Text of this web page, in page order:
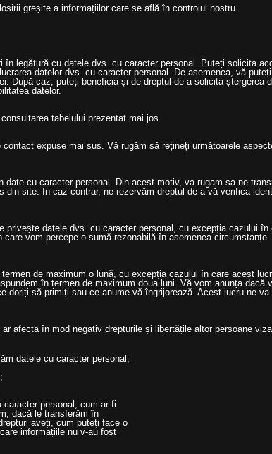
greșite a informațiilor care se află în controlul nostru.
în legătură cu datele dvs. cu caracter personal. Puteți solicita
datelor dvs. cu caracter personal. De asemenea, vă
După caz, puteți beneficia și de dreptul de a solicita ștergerea
datelor.
tabelului prezentat mai jos.
expuse mai sus. Vă rugăm să rețineți următoarele
cu caracter personal. Din acest motiv, va rugam sa ne
site. In caz contrar, ne rezervăm dreptul de a vă verifica
datele dvs. cu caracter personal, cu excepția cazului
vom percepe o sumă rezonabilă în asemenea
de maximum o lună, cu excepția cazului în care acest
în termen de maximum doua luni. Vă vom anunța dacă
să primiți sau ce anume vă îngrijorează. Acest lucru ne
afecta în mod negativ drepturile și libertățile altor persoane
datele cu caracter personal;
personal, cum ar fi
dacă le transferăm în
aveți, cum puteți face o
informațiile nu v-au fost